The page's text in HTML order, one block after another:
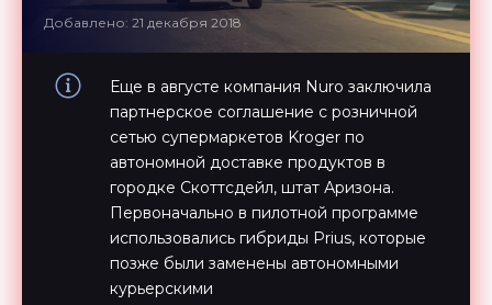
Добавлено: 21 декабря 2018
Еще в августе компания Nuro заключила
партнерское соглашение с розничной
сетью супермаркетов Kroger по
автономной доставке продуктов в
городке Скоттсдейл, штат Аризона.
Первоначально в пилотной программе
использовались гибриды Prius, которые
позже были заменены автономными
курьерскими